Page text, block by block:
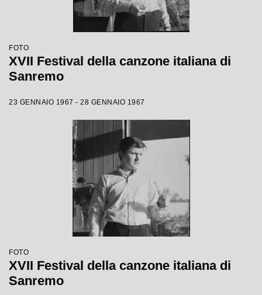
FOTO
XVII Festival della canzone italiana di
Sanremo
23 GENNAIO 1967 - 28 GENNAIO 1967
FOTO
XVII Festival della canzone italiana di
Sanremo